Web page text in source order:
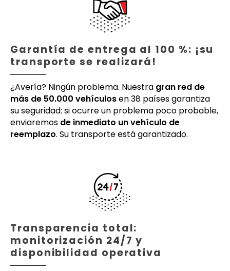
Garantía de entrega al 100 %: ¡su
transporte se realizará!
¿Avería? Ningún problema. Nuestra gran red de
más de 50.000 vehículosen 38 países garantiza
su seguridad: si ocurre un problema poco probable,
enviaremos de inmediato un vehículo de
reemplazo. Su transporte está garantizado.
Transparencia total:
monitorización 24/7 y
disponibilidad operativa